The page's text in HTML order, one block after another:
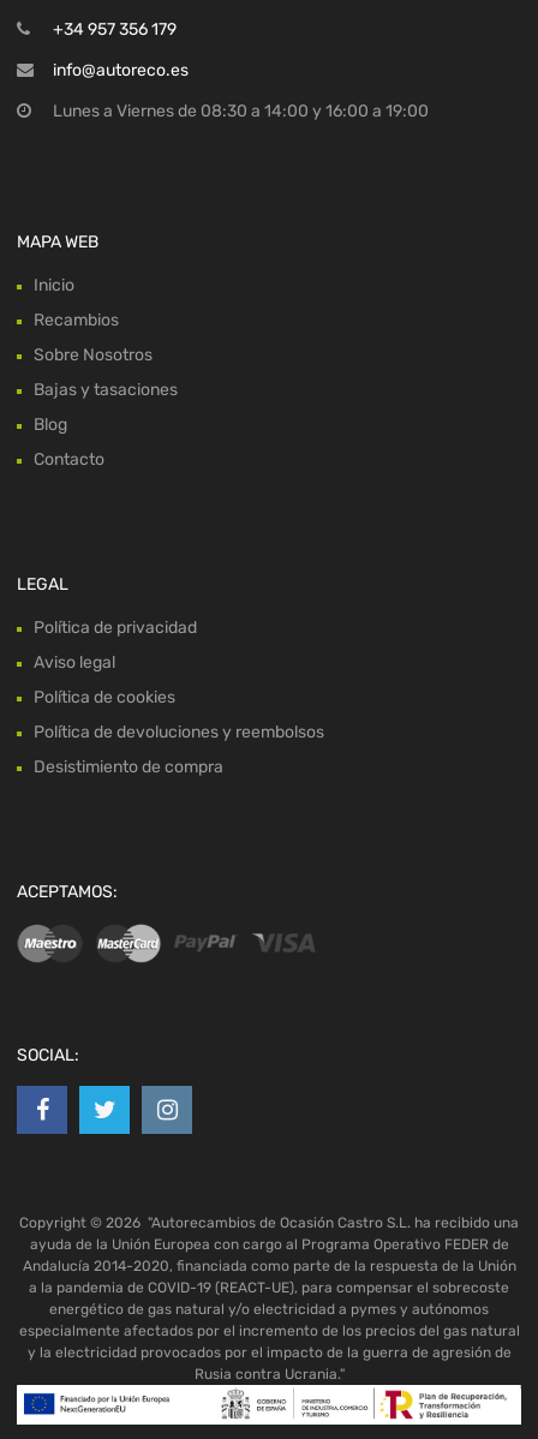
+34 957 356 179
info@autoreco.es
Lunes a Viernes de 08:30 a 14:00 y 16:00 a 19:00
MAPA WEB
Inicio
Recambios
Sobre Nosotros
Bajas y tasaciones
Blog
Contacto
LEGAL
Política de privacidad
Aviso legal
Política de cookies
Política de devoluciones y reembolsos
Desistimiento de compra
ACEPTAMOS:
SOCIAL:
Copyright © 2026 "Autorecambios de Ocasión Castro S.L. ha recibido una
ayuda de la Unión Europea con cargo al Programa Operativo FEDER de
Andalucía 2014-2020, financiada como parte de la respuesta de la Unión
a la pandemia de COVID-19 (REACT-UE), para compensar el sobrecoste
energético de gas natural y/o electricidad a pymes y autónomos
especialmente afectados por el incremento de los precios del gas natural
y la electricidad provocados por el impacto de la guerra de agresión de
Rusia contra Ucrania."